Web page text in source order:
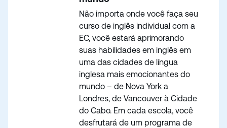
Não importa onde você faça seu
curso de inglês individual com a
EC, você estará aprimorando
suas habilidades em inglês em
uma das cidades de língua
inglesa mais emocionantes do
mundo – de Nova York a
Londres, de Vancouver à Cidade
do Cabo. Em cada escola, você
desfrutará de um programa de